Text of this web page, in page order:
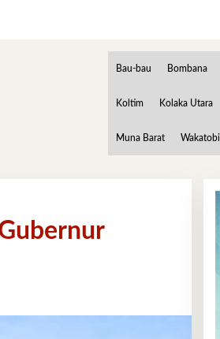
Bau-bau Bombana
Koltim Kolaka Utara
Muna Barat Wakatobi